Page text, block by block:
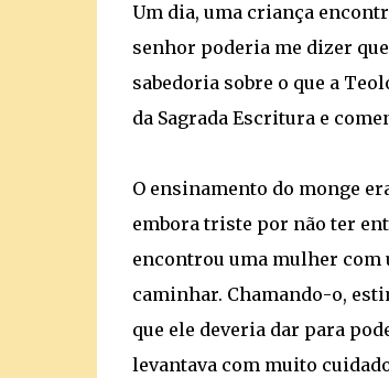
Um dia, uma criança
senhor poderia me dizer
sabedoria sobre o que a
da Sagrada Escritura e
O ensinamento do monge
embora triste por não ter
encontrou uma mulher com
caminhar. Chamando-o,
que ele deveria dar para
levantava com muito